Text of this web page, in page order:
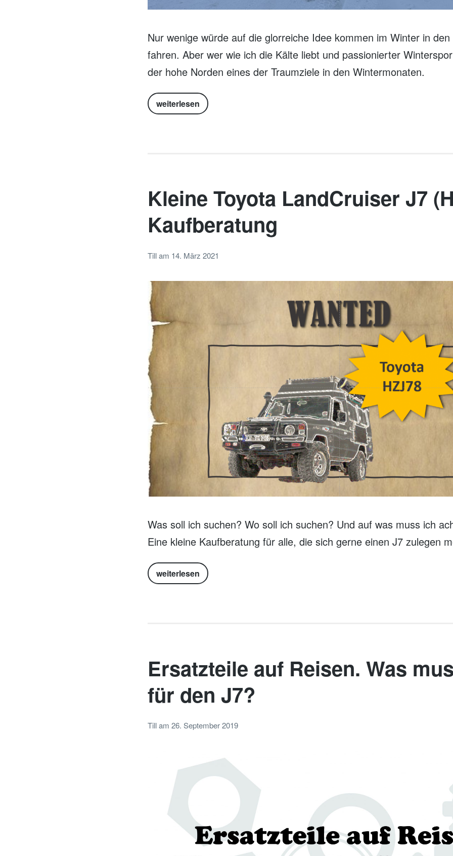
Nur wenige würde auf die glorreiche Idee kommen im Winter in
fahren. Aber wer wie ich die Kälte liebt und passionierter
der hohe Norden eines der Traumziele in den Wintermonaten.
weiterlesen
Kleine Toyota LandCruiser J7
Kaufberatung
Tillam 14. März 2021
Was soll ich suchen? Wo soll ich suchen? Und auf was muss ich
Eine kleine Kaufberatung für alle, die sich gerne einen J7 zulegen
weiterlesen
Ersatzteile auf Reisen. Was
für den J7?
Tillam 26. September 2019